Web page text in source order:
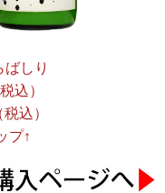
しり
込）
込）
プ↑